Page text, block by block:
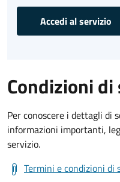
Accedi al servizio
Condizioni
Per conoscere i dettagli di
informazioni importanti,
servizio.
Termini e condizioni di